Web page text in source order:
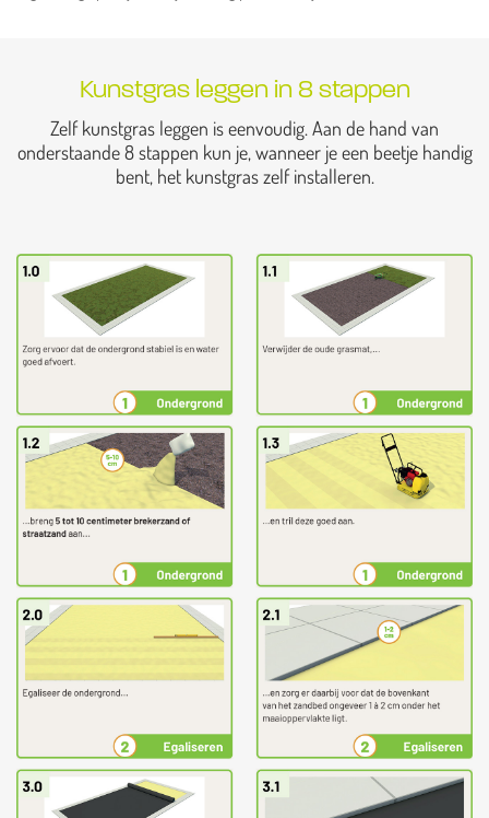
Kunstgras leggen in 8 stappen
Zelf kunstgras leggen is eenvoudig. Aan de hand van
onderstaande 8 stappen kun je, wanneer je een beetje handig
bent, het kunstgras zelf installeren.